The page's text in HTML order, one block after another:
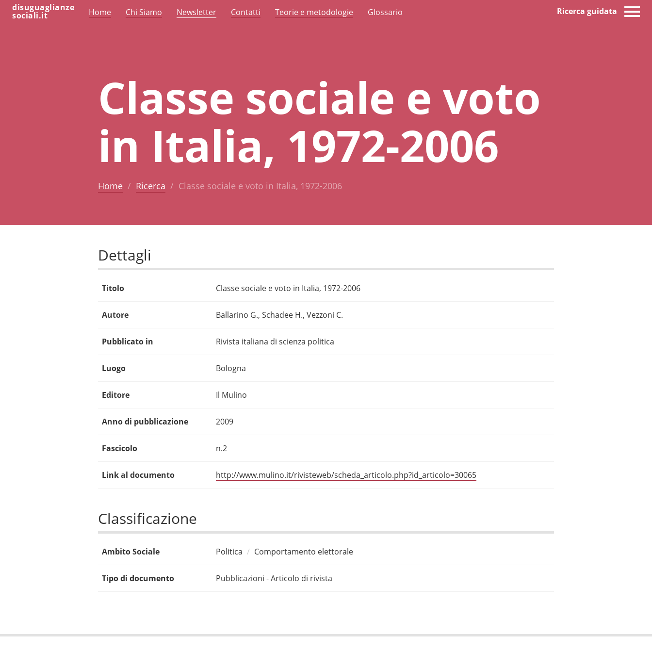
disuguaglianze
sociali.it Home Chi Siamo Newsletter Contatti Teorie e metodologie Glossario Ricerca guidata
Classe sociale e voto
in Italia, 1972-2006
Home Ricerca Classe sociale e voto in Italia, 1972-2006
Dettagli
Titolo Classe sociale e voto in Italia, 1972-2006
Autore Ballarino G., Schadee H., Vezzoni C.
Pubblicato in Rivista italiana di scienza politica
Luogo Bologna
Editore Il Mulino
Anno di pubblicazione 2009
Fascicolo n.2
Link al documento http://www.mulino.it/rivisteweb/scheda_articolo.php?id_articolo=30065
Classificazione
Ambito Sociale Politica Comportamento elettorale
Tipo di documento Pubblicazioni - Articolo di rivista